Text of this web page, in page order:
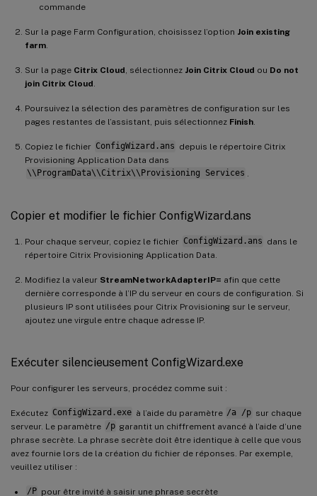
commande
Sur la page Farm Configuration, choisissez l’option Join existing
farm
Sur la page Citrix Cloud , sélectionnez Join Citrix Cloud ou Do not
join Citrix Cloud
Poursuivez la sélection des paramètres de configuration sur les
pages restantes de l’assistant, puis sélectionnez Finish
Copiez le fichier ConfigWizard.ans depuis le répertoire Citrix
Provisioning Application Data dans
\\ProgramData\\Citrix\\Provisioning Services
Copier et modifier le fichier ConfigWizard.ans
Pour chaque serveur, copiez le fichier ConfigWizard.ans dans le
répertoire Citrix Provisioning Application Data.
Modifiez la valeur StreamNetworkAdapterIP= afin que cette
dernière corresponde à l’IP du serveur en cours de configuration. Si
plusieurs IP sont utilisées pour Citrix Provisioning sur le serveur,
ajoutez une virgule entre chaque adresse IP.
Exécuter silencieusement ConfigWizard.exe
Pour configurer les serveurs, procédez comme suit :
Exécutez ConfigWizard.exe à l’aide du paramètre /a /p sur chaque
serveur. Le paramètre /p garantit un chiffrement avancé à l’aide d’une
phrase secrète. La phrase secrète doit être identique à celle que vous
avez fournie lors de la création du fichier de réponses. Par exemple,
veuillez utiliser :
/P pour être invité à saisir une phrase secrète